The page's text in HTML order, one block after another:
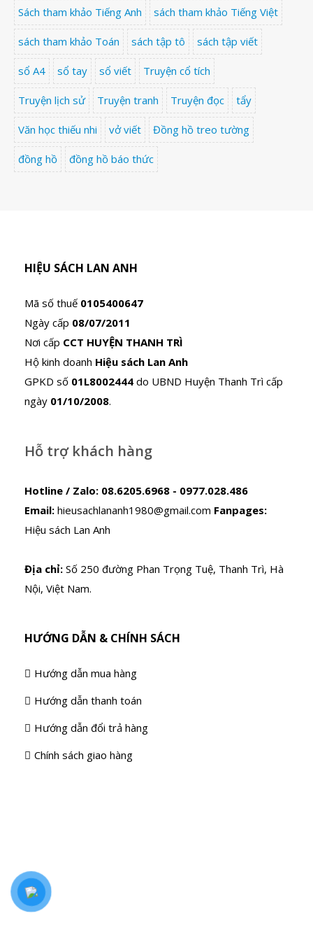
Sách tham khảo Tiếng Anh sách tham khảo Tiếng Việt
sách tham khảo Toán sách tập tô sách tập viết
sổ A4 sổ tay sổ viết Truyện cổ tích
Truyện lịch sử Truyện tranh Truyện đọc tẩy
Văn học thiếu nhi vở viết Đồng hồ treo tường
đồng hồ đồng hồ báo thức
HIỆU SÁCH LAN ANH
Mã số thuế 0105400647
Ngày cấp 08/07/2011
Nơi cấp CCT HUYỆN THANH TRÌ
Hộ kinh doanh Hiệu sách Lan Anh
GPKD số 01L8002444 do UBND Huyện Thanh Trì cấp
ngày 01/10/2008.
Hỗ trợ khách hàng
Hotline / Zalo: 08.6205.6968 - 0977.028.486
Email: hieusachlananh1980@gmail.com Fanpages:
Hiệu sách Lan Anh
Địa chỉ: Số 250 đường Phan Trọng Tuệ, Thanh Trì, Hà
Nội, Việt Nam.
HƯỚNG DẪN & CHÍNH SÁCH
Hướng dẫn mua hàng
Hướng dẫn thanh toán
Hướng dẫn đổi trả hàng
Chính sách giao hàng